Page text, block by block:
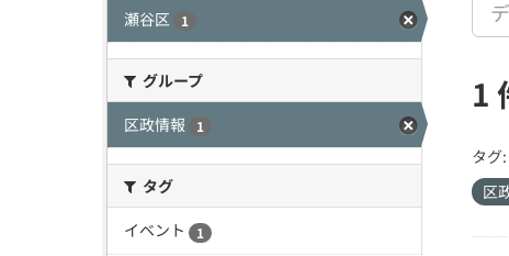
瀬谷区
1
グループ
区政情報
1
タグ
イベント
1
1
タグ:
区